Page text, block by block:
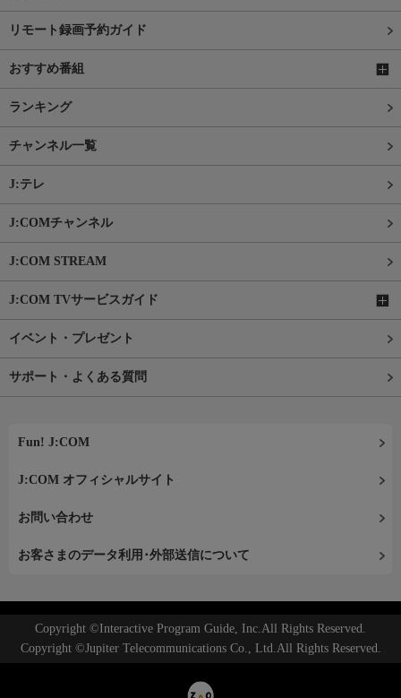
リモート録画予約ガイド
おすすめ番組
ランキング
チャンネル一覧
J:テレ
J:COMチャンネル
J:COM STREAM
J:COM TVサービスガイド
イベント・プレゼント
サポート・よくある質問
Fun! J:COM
J:COM オフィシャルサイト
お問い合わせ
お客さまのデータ利用･外部送信について
Copyright ©Interactive Program Guide, Inc.All Rights Reserved.
Copyright ©Jupiter Telecommunications Co., Ltd.All Rights Reserved.